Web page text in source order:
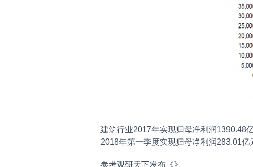
建筑行业2017年实现归母净利润1390.48
2018年第一季度实现归母净利润283.01
参考观研天下发布《》